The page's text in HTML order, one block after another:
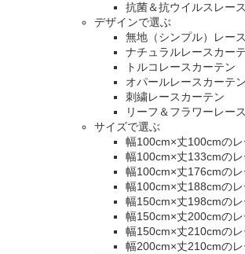
抗菌＆抗ウイルスレー
デザインで選ぶ
無地（シンプル）レー
ナチュラルレースカー
トルコレースカーテン
オパールレースカーテン
刺繍レースカーテン
リーフ＆フラワーレー
サイズで選ぶ
幅100cm×丈100cmの
幅100cm×丈133cmの
幅100cm×丈176cmの
幅100cm×丈188cmの
幅150cm×丈198cmの
幅150cm×丈200cmの
幅150cm×丈210cmの
幅200cm×丈210cmの